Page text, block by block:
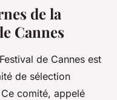
de la
Cannes
de Cannes est
de sélection
comité, appelé